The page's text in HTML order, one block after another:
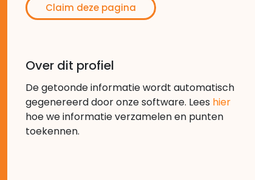
Claim deze pagina
Over dit profiel
De getoonde informatie wordt automatisch
gegenereerd door onze software. Lees hier
hoe we informatie verzamelen en punten
toekennen.